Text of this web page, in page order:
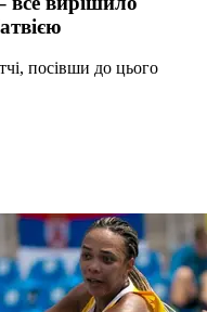
посівши до цього